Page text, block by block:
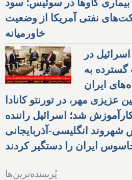
بیماری گاوها در سوئیس؛ سود
نفتی آمریکا از وضعیت
خاورمیانه
در
به
ایران
عزیزی مهر، در تورنتو کانادا
شد؛ اسرائیل راننده
شهروند انگلیسی-آذربایجانی
ایران را دستگیر کردند
پُربیننده‌ترین‌ها